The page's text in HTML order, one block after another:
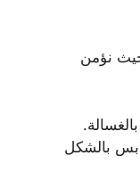
حيث نؤمن
بالشكل